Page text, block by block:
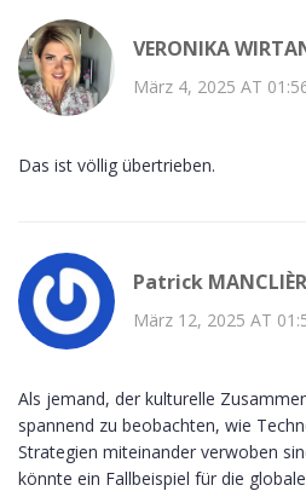
VERONIKA
März 4, 2025 AT
Das ist völlig übertrieben.
Patrick
März 12, 2025 AT
Als jemand, der kulturelle
spannend zu beobachten, wie
Strategien miteinander verwoben
könnte ein Fallbeispiel für die